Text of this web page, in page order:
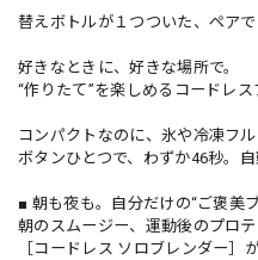
替えボトルが１つついた、ペア
好きなときに、好きな場所で。
“作りたて”を楽しめるコードレス
コンパクトなのに、氷や冷凍フ
ボタンひとつで、わずか46秒。
■ 朝も夜も。自分だけの“ご褒美
朝のスムージー、運動後のプロ
［コードレス ソロブレンダー］